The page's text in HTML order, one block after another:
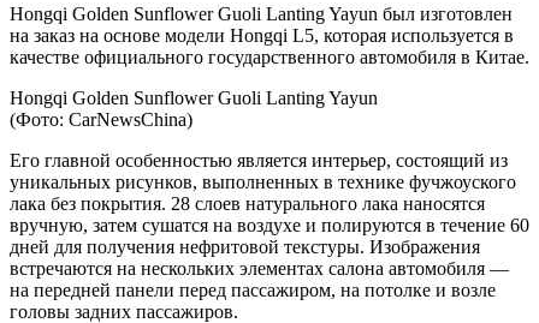
Hongqi Golden Sunflower Guoli Lanting Yayun был изготовлен
на заказ на основе модели Hongqi L5, которая используется в
качестве официального государственного автомобиля в Китае.
Hongqi Golden Sunflower Guoli Lanting Yayun
(Фото: CarNewsChina)
Его главной особенностью является интерьер, состоящий из
уникальных рисунков, выполненных в технике фучжоуского
лака без покрытия. 28 слоев натурального лака наносятся
вручную, затем сушатся на воздухе и полируются в течение 60
дней для получения нефритовой текстуры. Изображения
встречаются на нескольких элементах салона автомобиля —
на передней панели перед пассажиром, на потолке и возле
головы задних пассажиров.